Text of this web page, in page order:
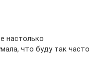
настолько
что буду так часто